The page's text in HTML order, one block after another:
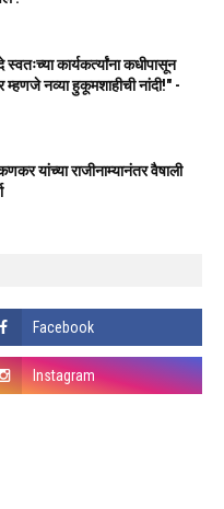
स्वतःच्या कार्यकर्त्यांना कधीपासून
म्हणजे नव्या हुकूमशाहीची नांदी!" -
यांच्या राजीनाम्यानंतर वैषाली